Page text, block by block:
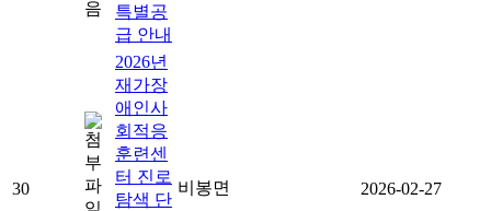
특별공
급 안내
30
2026년
재가장
애인사
회적응
훈련센
터 진로
탐색 단
비봉면 2026-02-27